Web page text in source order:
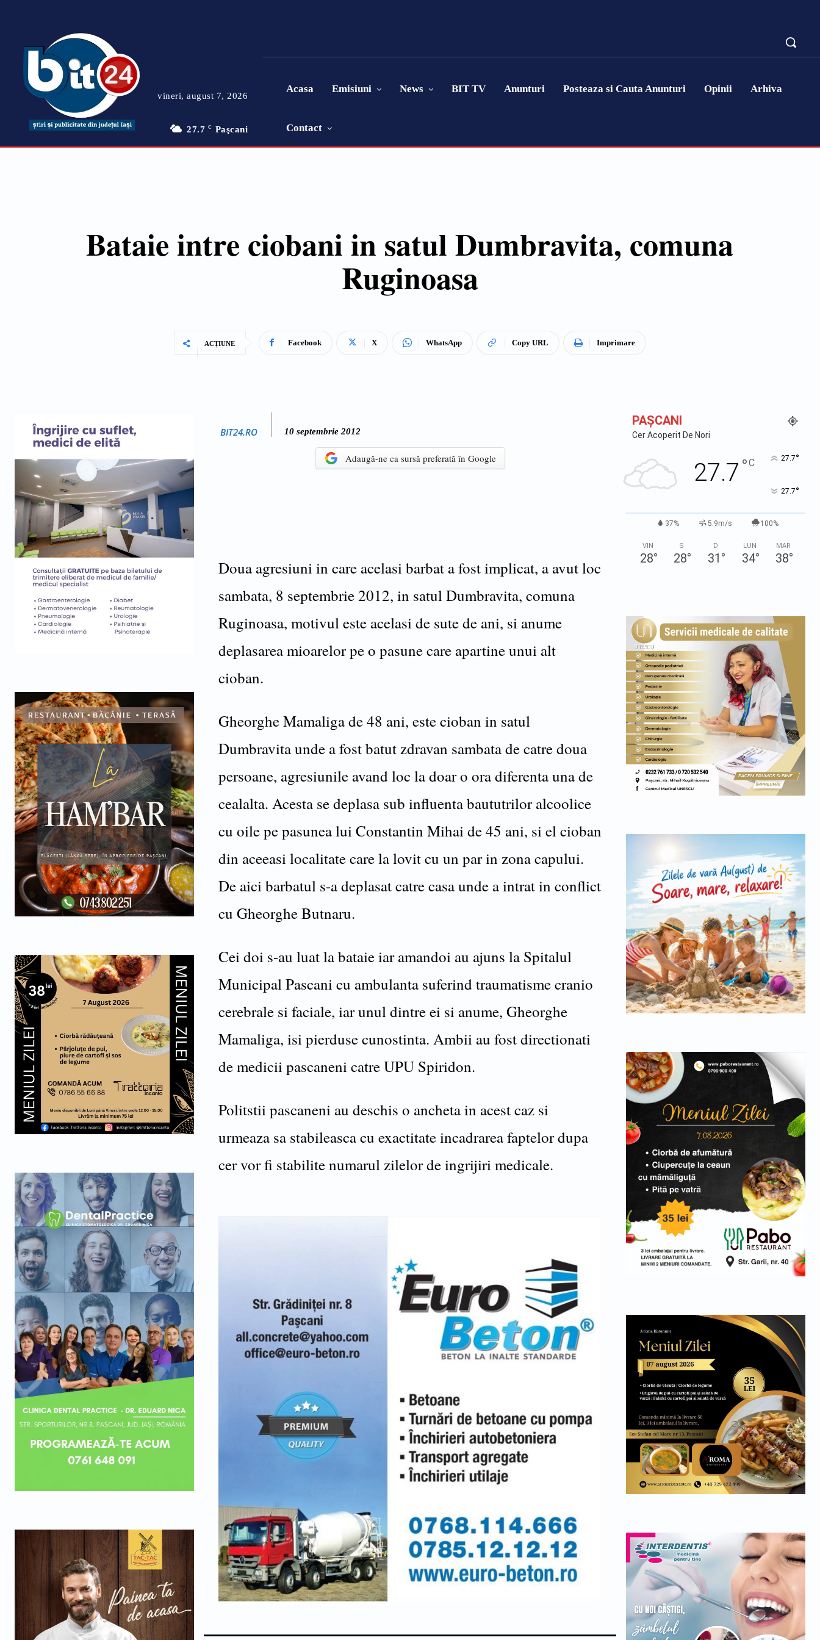
vineri, august 7, 2026
27.7 C Paşcani
Acasa Emisiuni News BIT TV Anunturi Posteaza si Cauta Anunturi Opinii Arhiva
Contact
Bataie intre ciobani in satul Dumbravita, comuna
Ruginoasa
ACȚIUNE Facebook X WhatsApp Copy URL Imprimare
BIT24.RO 10 septembrie 2012
Adaugă-ne ca sursă preferată în Google
Doua agresiuni in care acelasi barbat a fost implicat, a avut loc
sambata, 8 septembrie 2012, in satul Dumbravita, comuna
Ruginoasa, motivul este acelasi de sute de ani, si anume
deplasarea mioarelor pe o pasune care apartine unui alt
cioban.
Gheorghe Mamaliga de 48 ani, este cioban in satul
Dumbravita unde a fost batut zdravan sambata de catre doua
persoane, agresiunile avand loc la doar o ora diferenta una de
cealalta. Acesta se deplasa sub influenta baututrilor alcoolice
cu oile pe pasunea lui Constantin Mihai de 45 ani, si el cioban
din aceeasi localitate care la lovit cu un par in zona capului.
De aici barbatul s-a deplasat catre casa unde a intrat in conflict
cu Gheorghe Butnaru.
Cei doi s-au luat la bataie iar amandoi au ajuns la Spitalul
Municipal Pascani cu ambulanta suferind traumatisme cranio
cerebrale si faciale, iar unul dintre ei si anume, Gheorghe
Mamaliga, isi pierduse cunostinta. Ambii au fost directionati
de medicii pascaneni catre UPU Spiridon.
Politstii pascaneni au deschis o ancheta in acest caz si
urmeaza sa stabileasca cu exactitate incadrarea faptelor dupa
cer vor fi stabilite numarul zilelor de ingrijiri medicale.
PAŞCANI
Cer Acoperit De Nori
27.7 °C 27.7°
27.7°
37% 5.9m/s 100%
VIN
28°
S
28°
D
31 °
LUN
34°
MAR
38°